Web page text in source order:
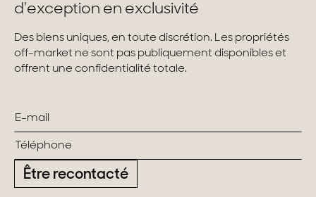
d'exception en exclusivité
Des biens uniques, en toute discrétion. Les propriétés
off-market ne sont pas publiquement disponibles et
offrent une confidentialité totale.
Être recontacté